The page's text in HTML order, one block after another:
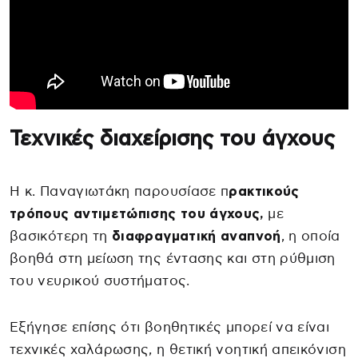
Τεχνικές διαχείρισης του άγχους
Η κ. Παναγιωτάκη παρουσίασε πρακτικούς
τρόπους αντιμετώπισης του άγχους, με
βασικότερη τη διαφραγματική αναπνοή, η οποία
βοηθά στη μείωση της έντασης και στη ρύθμιση
του νευρικού συστήματος.
Εξήγησε επίσης ότι βοηθητικές μπορεί να είναι
τεχνικές χαλάρωσης, η θετική νοητική απεικόνιση